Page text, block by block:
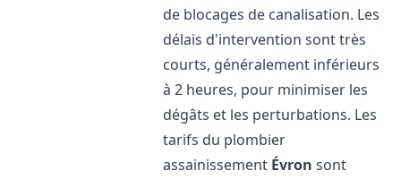
de blocages de canalisation. Les
délais d'intervention sont très
courts, généralement inférieurs
à 2 heures, pour minimiser les
dégâts et les perturbations. Les
tarifs du plombier
assainissement Évron sont